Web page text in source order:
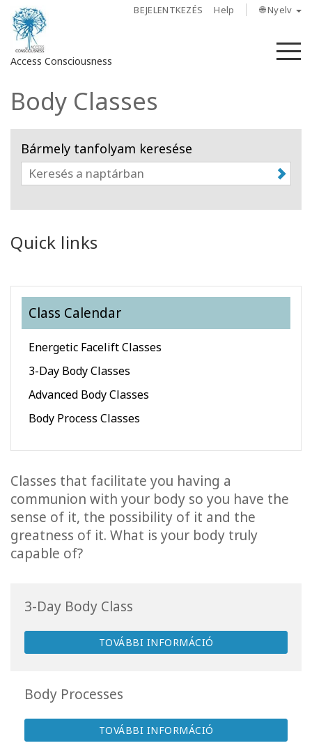
BEJELENTKEZÉS Help 🌐 Nyelv
Access Consciousness
Bejelentkezés
fiókba
Rólunk
Régiók
Tanfolyamok
Facilitators
More
KAPCSOLAT
KERESÉS
Body Classes
Bármely tanfolyam keresése
Quick links
Class Calendar
Energetic Facelift Classes
3-Day Body Classes
Advanced Body Classes
Body Process Classes
Classes that facilitate you having a
communion with your body so you have the
sense of it, the possibility of it and the
greatness of it. What is your body truly
capable of?
3-Day Body Class
TOVÁBBI INFORMÁCIÓ
Body Processes
TOVÁBBI INFORMÁCIÓ